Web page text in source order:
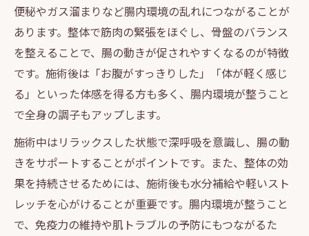
便秘やガス溜まりなど腸内環境の乱れにつながることが
あります。整体で筋肉の緊張をほぐし、骨盤のバランス
を整えることで、腸の動きが促されやすくなるのが特徴
です。施術後は「お腹がすっきりした」「体が軽く感じ
る」といった体感を得る方も多く、腸内環境が整うこと
で全身の調子もアップします。
施術中はリラックスした状態で深呼吸を意識し、腸の動
きをサポートすることがポイントです。また、整体の効
果を持続させるためには、施術後も水分補給や軽いスト
レッチを心がけることが重要です。腸内環境が整うこと
で、免疫力の維持や肌トラブルの予防にもつながるた